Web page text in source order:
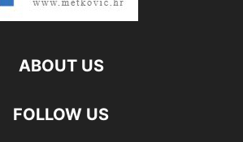
ABOUT US
FOLLOW US